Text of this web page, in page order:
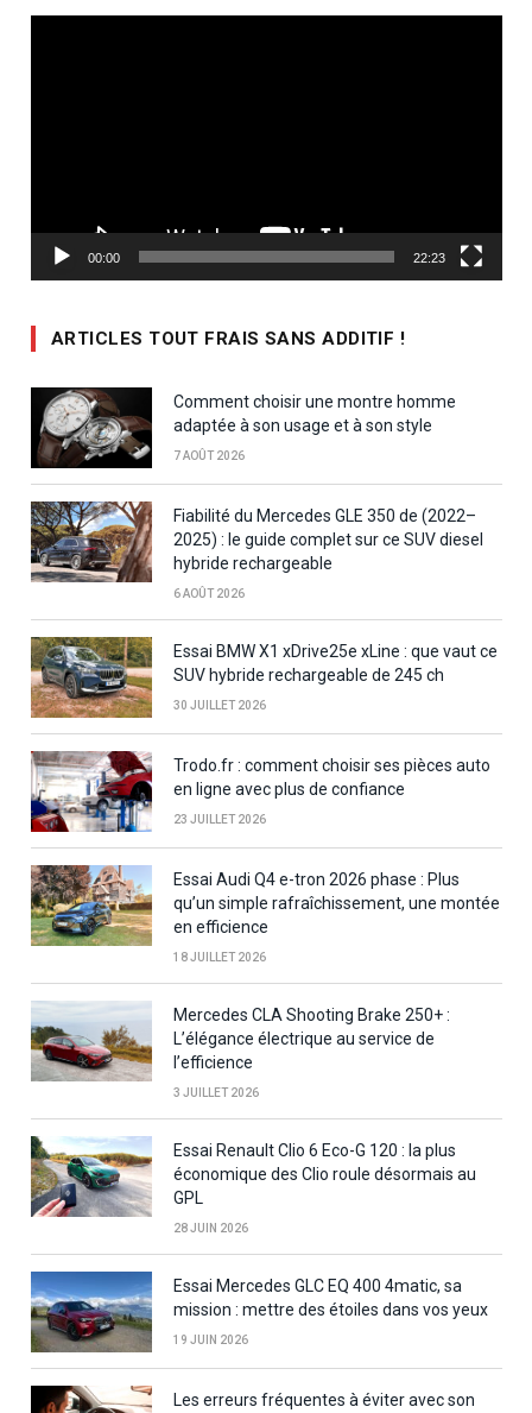
00:00 22:23
ARTICLES TOUT FRAIS SANS ADDITIF !
Comment choisir une montre homme
adaptée à son usage et à son style
7 AOÛT 2026
Fiabilité du Mercedes GLE 350 de (2022–
2025) : le guide complet sur ce SUV diesel
hybride rechargeable
6 AOÛT 2026
Essai BMW X1 xDrive25e xLine : que vaut ce
SUV hybride rechargeable de 245 ch
30 JUILLET 2026
Trodo.fr : comment choisir ses pièces auto
en ligne avec plus de confiance
23 JUILLET 2026
Essai Audi Q4 e-tron 2026 phase : Plus
qu’un simple rafraîchissement, une montée
en efficience
18 JUILLET 2026
Mercedes CLA Shooting Brake 250+ :
L’élégance électrique au service de
l’efficience
3 JUILLET 2026
Essai Renault Clio 6 Eco-G 120 : la plus
économique des Clio roule désormais au
GPL
28 JUIN 2026
Essai Mercedes GLC EQ 400 4matic, sa
mission : mettre des étoiles dans vos yeux
19 JUIN 2026
Les erreurs fréquentes à éviter avec son